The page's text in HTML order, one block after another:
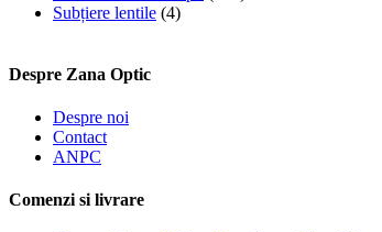
Subțiere lentile (4)
Despre Zana Optic
Despre noi
Contact
ANPC
Comenzi si livrare